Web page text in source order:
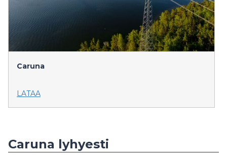
Caruna
LATAA
Caruna lyhyesti